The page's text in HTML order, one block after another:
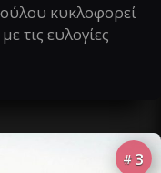
κυκλοφορεί
τις ευλογίες
# 3